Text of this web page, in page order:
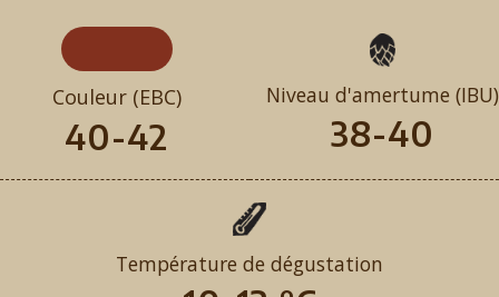
Couleur (EBC)
40-42
Niveau d'amertume (IBU)
38-40
Température de dégustation